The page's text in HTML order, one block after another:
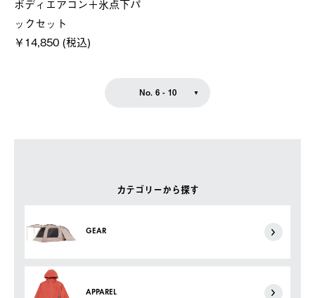
カテゴリーから探す
GEAR
APPAREL
ボディエアコン＋氷点下パ
ックセット
￥14,850 (税込)
No. 6 - 10